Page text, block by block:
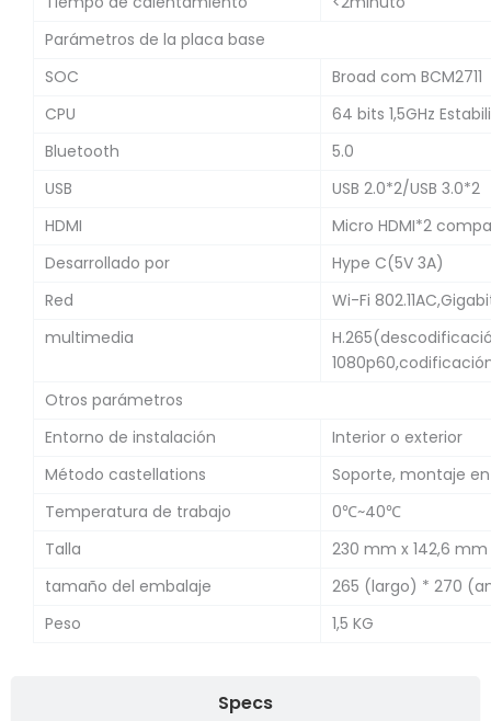
Specs
Parámetros de la placa base
SOC
Broad com BCM2711
CPU
64 bits 1,5GHz
Bluetooth
5.0
USB
USB 2.0*2/USB 3.0*2
HDMI
Micro HDMI*2
Desarrollado por
Hype C(5V 3A)
Red
Wi-Fi
multimedia
Otros parámetros
Entorno de instalación
Interior o exterior
Método castellations
Soporte, montaje
Temperatura de trabajo
0℃~40℃
Talla
230 mm x 142,6
tamaño del embalaje
265 (largo) * 270
Peso
1,5 KG